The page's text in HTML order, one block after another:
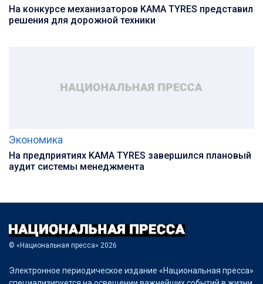
На конкурсе механизаторов KAMA TYRES представил
решения для дорожной техники
Экономика
На предприятиях KAMA TYRES завершился плановый
аудит системы менеджмента
© «Национальная пресса» 2026
Электронное периодическое издание «Национальная пресса»